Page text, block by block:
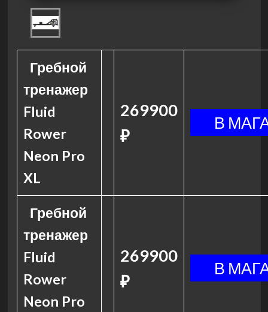
Гребной
тренажер
Fluid
Rower
Neon Pro
XL
269900
₽
Гребной
тренажер
Fluid
Rower
Neon Pro
269900
₽